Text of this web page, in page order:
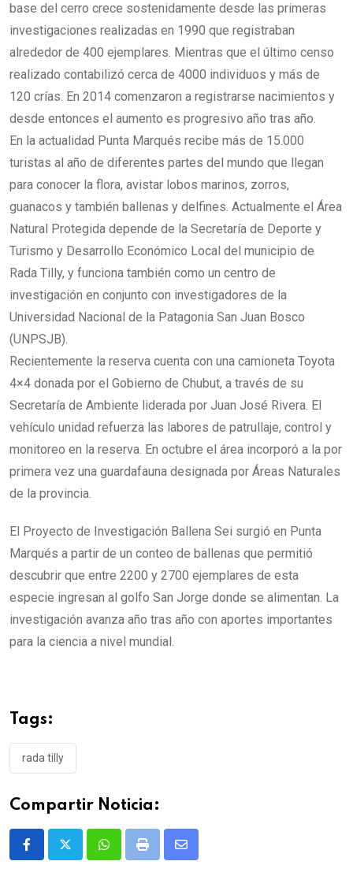
base del cerro crece sostenidamente desde las primeras
investigaciones realizadas en 1990 que registraban
alrededor de 400 ejemplares. Mientras que el último censo
realizado contabilizó cerca de 4000 individuos y más de
120 crías. En 2014 comenzaron a registrarse nacimientos y
desde entonces el aumento es progresivo año tras año.
En la actualidad Punta Marqués recibe más de 15.000
turistas al año de diferentes partes del mundo que llegan
para conocer la flora, avistar lobos marinos, zorros,
guanacos y también ballenas y delfines. Actualmente el Área
Natural Protegida depende de la Secretaría de Deporte y
Turismo y Desarrollo Económico Local del municipio de
Rada Tilly, y funciona también como un centro de
investigación en conjunto con investigadores de la
Universidad Nacional de la Patagonia San Juan Bosco
(UNPSJB).
Recientemente la reserva cuenta con una camioneta Toyota
4×4 donada por el Gobierno de Chubut, a través de su
Secretaría de Ambiente liderada por Juan José Rivera. El
vehículo unidad refuerza las labores de patrullaje, control y
monitoreo en la reserva. En octubre el área incorporó a la por
primera vez una guardafauna designada por Áreas Naturales
de la provincia.
El Proyecto de Investigación Ballena Sei surgió en Punta
Marqués a partir de un conteo de ballenas que permitió
descubrir que entre 2200 y 2700 ejemplares de esta
especie ingresan al golfo San Jorge donde se alimentan. La
investigación avanza año tras año con aportes importantes
para la ciencia a nivel mundial.
Tags:
rada tilly
Compartir Noticia:
WhatsappPrint
Share